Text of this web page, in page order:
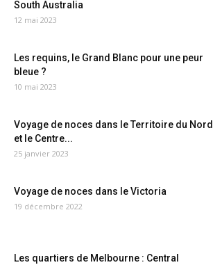
South Australia
12 mai 2023
Les requins, le Grand Blanc pour une peur
bleue ?
10 mai 2023
Voyage de noces dans le Territoire du Nord
et le Centre...
25 janvier 2023
Voyage de noces dans le Victoria
19 décembre 2022
Les quartiers de Melbourne : Central